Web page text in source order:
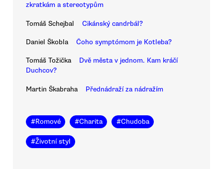
zkratkám a stereotypům
Tomáš Schejbal Cikánský candrbál?
Daniel Škobla Čoho symptómom je Kotleba?
Tomáš Tožička
Dvě města v jednom. Kam kráčí
Duchcov?
Martin Škabraha Přednádraží za nádražím
#Romové #Charita #Chudoba
#Životní styl